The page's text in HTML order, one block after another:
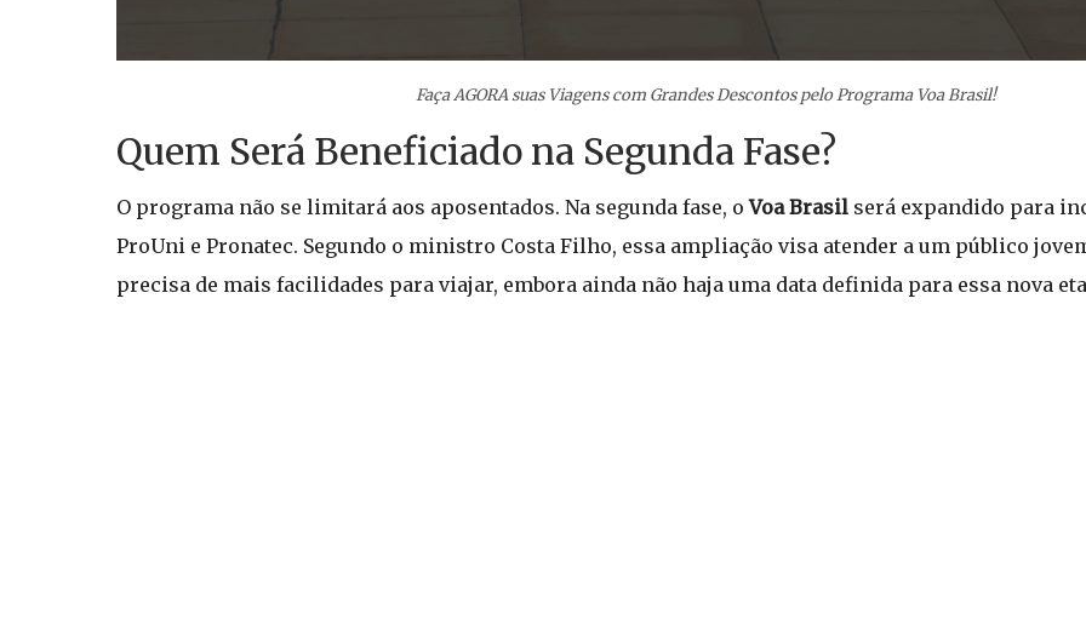
Faça AGORA suas Viagens com Grandes Descontos pelo Programa Voa Brasil!
Quem Será Beneficiado na Segunda Fase?
O programa não se limitará aos aposentados. Na segunda fase, oVoa Brasil será expandido para
ProUni e Pronatec. Segundo o ministro Costa Filho, essa ampliação visa atender a um público
precisa de mais facilidades para viajar, embora ainda não haja uma data definida para essa nova